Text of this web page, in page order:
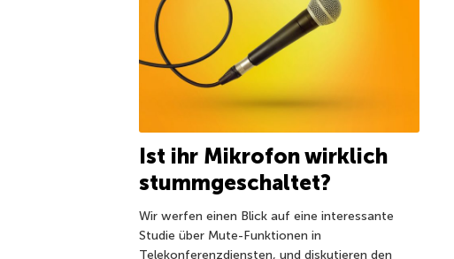
Ist ihr Mikrofon wirklich
stummgeschaltet?
Wir werfen einen Blick auf eine interessante
Studie über Mute-Funktionen in
Telekonferenzdiensten, und diskutieren den